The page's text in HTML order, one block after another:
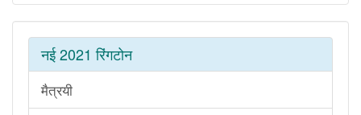
नई 2021 रिंगटोन
मैत्रयी